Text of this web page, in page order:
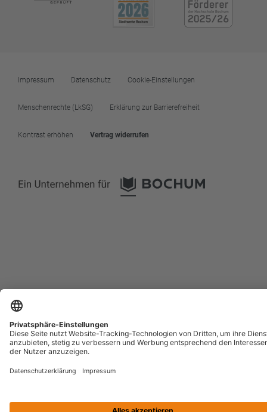
Impressum Datenschutz Cookie-Einstellungen
Menschenrechte (LkSG) Erklärung zur Barrierefreiheit
Kontrast erhöhen Vertrag widerrufen